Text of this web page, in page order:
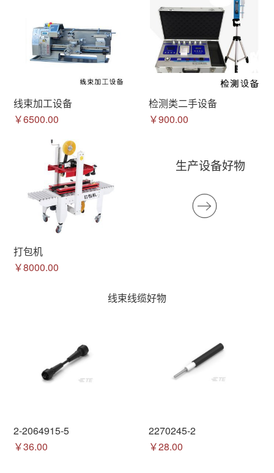
线束加工设备
￥6500.00
检测类二手设备
￥900.00
打包机
￥8000.00
生产设备好物
线束线缆好物
2-2064915-5
￥36.00
2270245-2
￥28.00